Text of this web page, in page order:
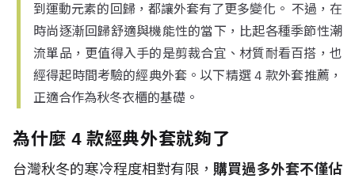
到運動元素的回歸，都讓外套有了更多變化。 不過，在
時尚逐漸回歸舒適與機能性的當下，比起各種季節性潮
流單品，更值得入手的是剪裁合宜、材質耐看百搭，也
經得起時間考驗的經典外套。以下精選 4 款外套推薦，
正適合作為秋冬衣櫃的基礎。
為什麼 4 款經典外套就夠了
台灣秋冬的寒冷程度相對有限， 購買過多外套不僅佔